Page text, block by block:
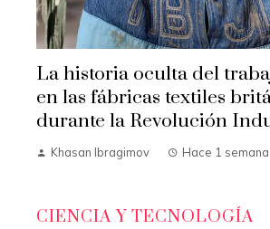
La historia oculta del
en las fábricas textiles
durante la Revolución
Khasan Ibragimov Hace 1 semana
CIENCIA Y TECNOLOGÍA